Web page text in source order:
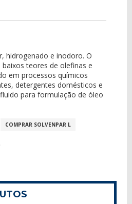
hidrogenado e inodoro. O
teores de olefinas e
em processos químicos
detergentes domésticos e
para formulação de óleo
COMPRAR SOLVENPAR L